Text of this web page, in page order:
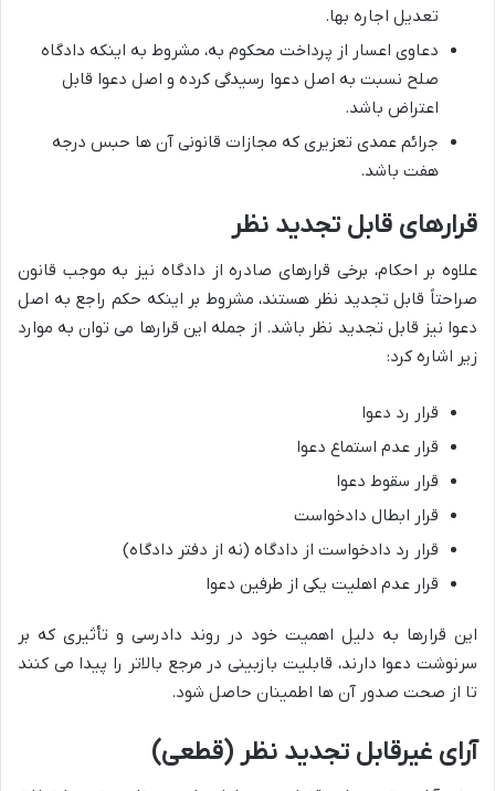
تعدیل اجاره بها.
دعاوی اعسار از پرداخت محکوم به، مشروط به اینکه دادگاه
صلح نسبت به اصل دعوا رسیدگی کرده و اصل دعوا قابل
اعتراض باشد.
جرائم عمدی تعزیری که مجازات قانونی آن ها حبس درجه
هفت باشد.
قرارهای قابل تجدید نظر
علاوه بر احکام، برخی قرارهای صادره از دادگاه نیز به موجب قانون
صراحتاً قابل تجدید نظر هستند، مشروط بر اینکه حکم راجع به اصل
دعوا نیز قابل تجدید نظر باشد. از جمله این قرارها می توان به موارد
زیر اشاره کرد:
قرار رد دعوا
قرار عدم استماع دعوا
قرار سقوط دعوا
قرار ابطال دادخواست
قرار رد دادخواست از دادگاه (نه از دفتر دادگاه)
قرار عدم اهلیت یکی از طرفین دعوا
این قرارها به دلیل اهمیت خود در روند دادرسی و تأثیری که بر
سرنوشت دعوا دارند، قابلیت بازبینی در مرجع بالاتر را پیدا می کنند
تا از صحت صدور آن ها اطمینان حاصل شود.
آرای غیرقابل تجدید نظر (قطعی)